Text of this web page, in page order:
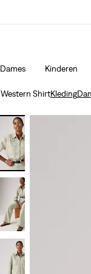
Dames Kinderen
ShirtKleding